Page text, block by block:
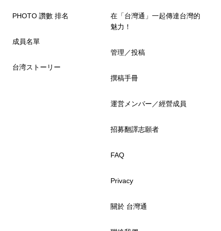
PHOTO 讚數 排名
成員名單
台湾ストーリー
在「台灣通」一起傳達台灣的
魅力！
管理／投稿
撰稿手冊
運営メンバー／經營成員
招募翻譯志願者
FAQ
Privacy
關於 台灣通